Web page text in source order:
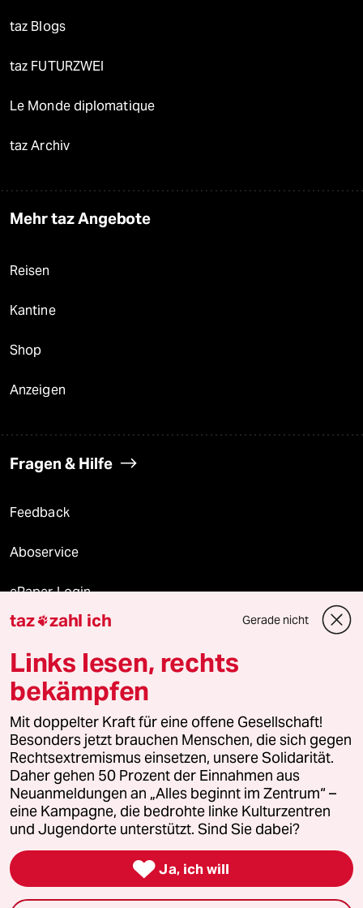
taz Blogs
taz FUTURZWEI
Le Monde diplomatique
taz Archiv
Mehr taz Angebote
Reisen
Kantine
Shop
Anzeigen
Fragen & Hilfe
Feedback
Aboservice
ePaper Login
Downloads für Abonnierende
© 2026 taz Verlags und Vertriebs GmbH
Alle Rechte vorbehalten. Bei rechtlichen Fragen oder für Genehmigungen
wenden Sie sich bitte an
lizenzen@taz.de
Feedback Redaktionsstatut Kommune-Richtlinien
Leitlinie Informant Datenschutz Impressum AGB
Seitenwende Einwilligungen widerrufen (Ads)
taz zahl ich Gerade nicht
Links lesen, rechts
bekämpfen
Mit doppelter Kraft für eine offene Gesellschaft!
Besonders jetzt brauchen Menschen, die sich gegen
Rechtsextremismus einsetzen, unsere Solidarität.
Daher gehen 50 Prozent der Einnahmen aus
Neuanmeldungen an „Alles beginnt im Zentrum“ –
eine Kampagne, die bedrohte linke Kulturzentren
und Jugendorte unterstützt. Sind Sie dabei?
 Ja, ich will